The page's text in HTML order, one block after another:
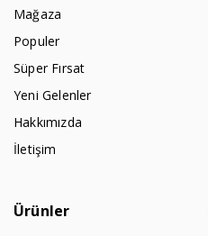
Mağaza
Populer
Süper Fırsat
Yeni Gelenler
Hakkımızda
İletişim
Ürünler